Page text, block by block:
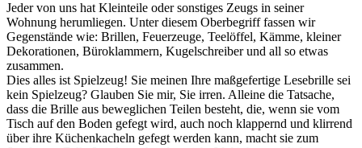
Jeder von uns hat Kleinteile oder sonstiges Zeugs in seiner
Wohnung herumliegen. Unter diesem Oberbegriff fassen wir
Gegenstände wie: Brillen, Feuerzeuge, Teelöffel, Kämme, kleiner
Dekorationen, Büroklammern, Kugelschreiber und all so etwas
zusammen.
Dies alles ist Spielzeug! Sie meinen Ihre maßgefertige Lesebrille sei
kein Spielzeug? Glauben Sie mir, Sie irren. Alleine die Tatsache,
dass die Brille aus beweglichen Teilen besteht, die, wenn sie vom
Tisch auf den Boden gefegt wird, auch noch klappernd und klirrend
über ihre Küchenkacheln gefegt werden kann, macht sie zum